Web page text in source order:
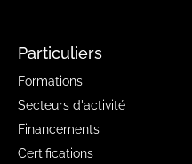
Particuliers
Formations
Secteurs d'activité
Financements
Certifications